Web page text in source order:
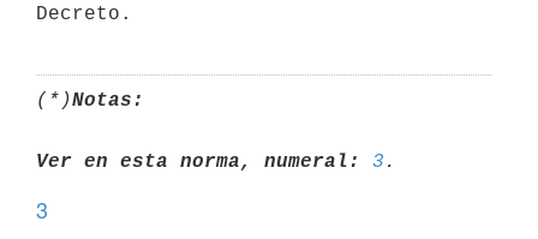
(*)Notas:
Ver en esta norma, numeral: 3
3